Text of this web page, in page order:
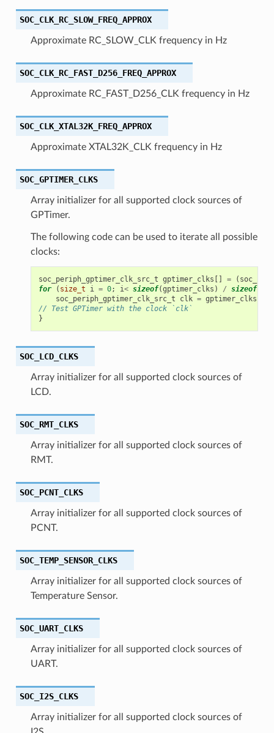
SOC_CLK_RC_SLOW_FREQ_APPROX
Approximate RC_SLOW_CLK frequency in Hz
SOC_CLK_RC_FAST_D256_FREQ_APPROX
Approximate RC_FAST_D256_CLK frequency in Hz
SOC_CLK_XTAL32K_FREQ_APPROX
Approximate XTAL32K_CLK frequency in Hz
SOC_GPTIMER_CLKS
Array initializer for all supported clock sources of
GPTimer.
The following code can be used to iterate all possible
clocks:
soc_periph_gptimer_clk_src_t gptimer_clks [] = (
for
( size_t i = 0; i< sizeof(gptimer_clks ) / sizeof(
soc_periph_gptimer_clk_src_t
clk = gptimer_clks
// Test GPTimer with the clock `clk`
}
SOC_LCD_CLKS
Array initializer for all supported clock sources of
LCD.
SOC_RMT_CLKS
Array initializer for all supported clock sources of
RMT.
SOC_PCNT_CLKS
Array initializer for all supported clock sources of
PCNT.
SOC_TEMP_SENSOR_CLKS
Array initializer for all supported clock sources of
Temperature Sensor.
SOC_UART_CLKS
Array initializer for all supported clock sources of
UART.
SOC_I2S_CLKS
Array initializer for all supported clock sources of